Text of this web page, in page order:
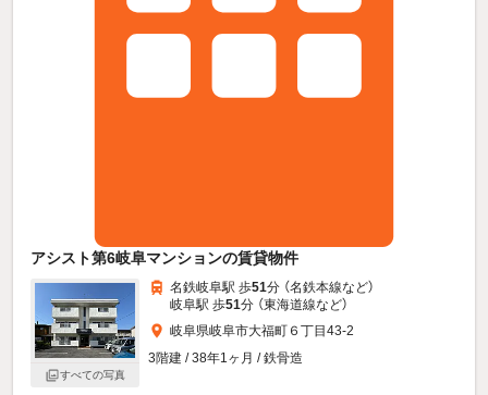
アシスト第6岐阜マンションの賃貸物件
すべての写真
名鉄岐阜駅 歩51分 （名鉄本線など）
岐阜駅 歩51分 （東海道線など）
岐阜県岐阜市大福町６丁目43-2
3階建 / 38年1ヶ月 / 鉄骨造